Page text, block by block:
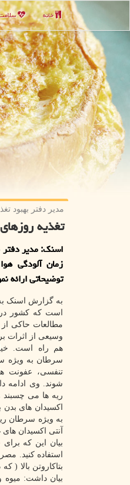
خانه
مدیر دفتر بهبود
تغذیه
اسنک: مدیر دفتر
زمان آلودگی
توضیحاتی ارائه
به گزارش اسنک
است که کشور
مطالعات حاکی
وسیعی از اثرات
هم راه است.
سرطان به ویژه
تنفسی، عفونت
شوند. وی ادامه
ریه ها می چسبند
اکسیدان های
به ویژه سرطان
آنتی اکسیدان
بیان این که برای
استفاده کنید.